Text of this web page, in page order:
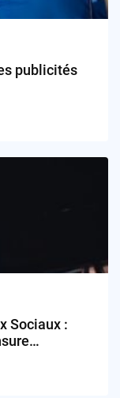
publicités
Sociaux :